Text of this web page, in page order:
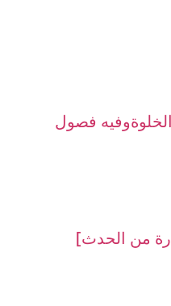
فصول
من الحدث‏]